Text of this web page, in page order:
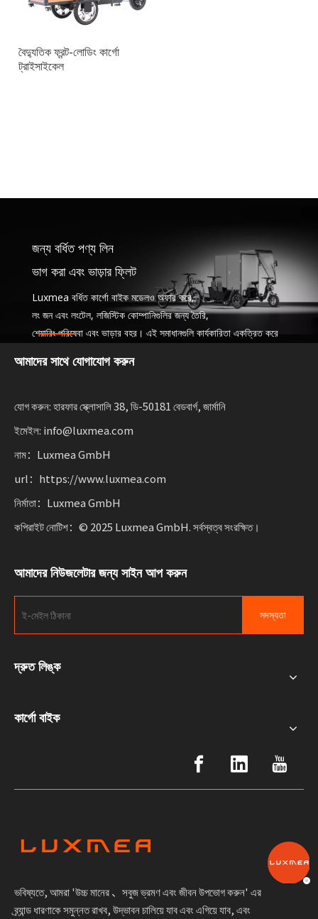
বৈদ্যুতিক ফ্রন্ট-লোডিং কার্গো
ট্রাইসাইকেল
জন্য বর্ধিত পণ্য লিন
ভাগ করা এবং ভাড়ার ফ্লিট
Luxmea বর্ধিত কার্গো বাইক মডেলও অফার করে,
লং জন এবং লংটেল, লজিস্টিক কোম্পানিগুলির জন্য তৈরি,
শেয়ারিং পরিষেবা এবং ভাড়ার বহর। এই সমাধানগুলি কার্যকারিতা একত্রিত করে
আমাদের সাথে যোগাযোগ করুন
যোগ করুন: হারফার স্ক্লোসালি 38, ডি-50181 বেডবার্গ, জার্মানি
ইমেইল: info@luxmea.com
নাম：Luxmea GmbH
url：https://www.luxmea.com
নির্মাতা：Luxmea GmbH
কপিরাইট নোটিশ：© 2025 Luxmea GmbH. সর্বস্বত্ব সংরক্ষিত।
আমাদের নিউজলেটার জন্য সাইন আপ করুন
সদস্যতা
দ্রুত লিঙ্ক
কার্গো বাইক
ভবিষ্যতে, আমরা 'উচ্চ মানের 、সবুজ ভ্রমণ এবং জীবন উপভোগ করুন' এর
ব্র্যান্ড ধারণাকে সমুন্নত রাখব, উদ্ভাবন চালিয়ে যাব এবং এগিয়ে যাব, এবং